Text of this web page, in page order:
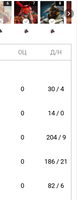
6 7 8
ОЦ Д/Н
0 30 / 4
0 14 / 0
0 204 / 9
0 186 / 21
0 82 / 6